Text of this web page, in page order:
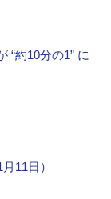
“約10分の1” に
11日）